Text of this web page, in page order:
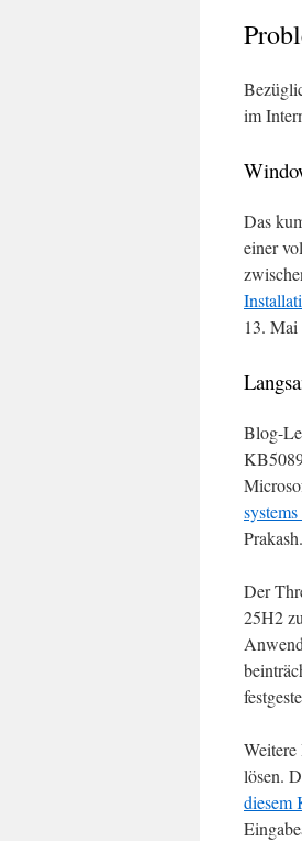
im
Das
einer
13. Mai
Blog-
Prakash.
Der
25H2
lösen.
diesem